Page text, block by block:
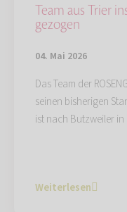
Team aus Trier
gezogen
04. Mai 2026
Das Team der
seinen bisherigen
ist nach Butzweiler
Weiterlesen